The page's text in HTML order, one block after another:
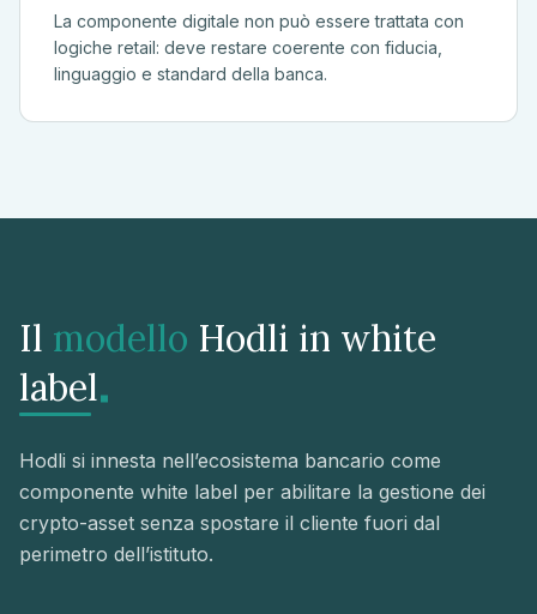
La componente digitale non può essere trattata con
logiche retail: deve restare coerente con fiducia,
linguaggio e standard della banca.
Il modello Hodli in white
label .
Hodli si innesta nell’ecosistema bancario come
componente white label per abilitare la gestione dei
crypto-asset senza spostare il cliente fuori dal
perimetro dell’istituto.